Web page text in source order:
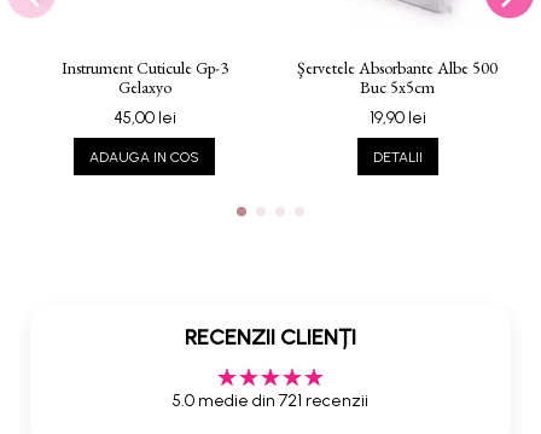
Instrument Cuticule Gp-3
Gelaxyo
45,00 lei
ADAUGA IN COS
Şervetele Absorbante Albe 500
Buc 5x5cm
19,90 lei
DETALII
RECENZII CLIENȚI
5.0 medie din 721 recenzii